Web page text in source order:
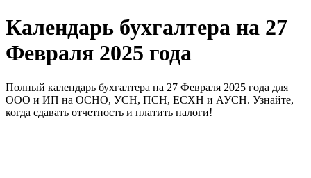
Календарь бухгалтера на 27
Февраля 2025 года
Полный календарь бухгалтера на 27 Февраля 2025 года для
OOO и ИП на ОСНО, УСН, ПСН, ЕСХН и АУСН. Узнайте,
когда сдавать отчетность и платить налоги!